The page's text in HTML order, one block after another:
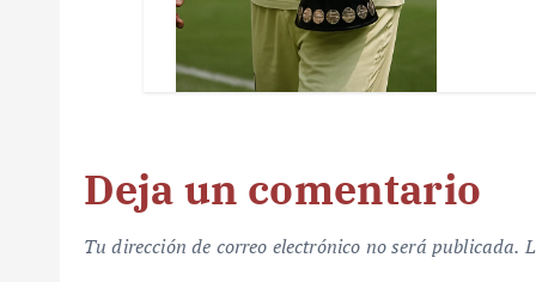
Deja un comentario
Tu dirección de correo electrónico no será publicada.